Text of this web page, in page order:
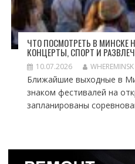
ЧТО ПОСМОТРЕТЬ В МИНСКЕ
КОНЦЕРТЫ, СПОРТ И
10.07.2026 WHEREMINSK
Ближайшие выходные в
знаком фестивалей на
запланированы